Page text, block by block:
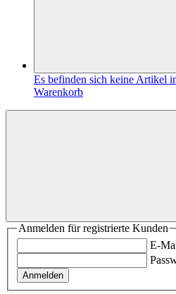
Es befinden sich keine Artikel
Warenkorb
Anmelden für registrierte Kunden
E-
Anmelden